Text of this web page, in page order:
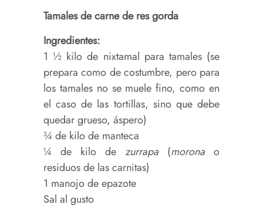
Tamales de carne de res gorda
Ingredientes:
1 ½ kilo de nixtamal para tamales (se
prepara como de costumbre, pero para
los tamales no se muele fino, como en
el caso de las tortillas, sino que debe
quedar grueso, áspero)
¾ de kilo de manteca
¼ de kilo de zurrapa (morona o
residuos de las carnitas)
1 manojo de epazote
Sal al gusto